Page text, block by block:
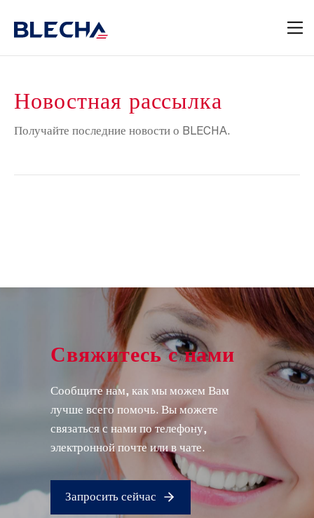
Новостная рассылка
Получайте последние новости о BLECHA.
Свяжитесь с нами
Сообщите нам, как мы можем Вам
лучше всего помочь. Вы можете
связаться с нами по телефону,
электронной почте или в чате.
Запросить сейчас